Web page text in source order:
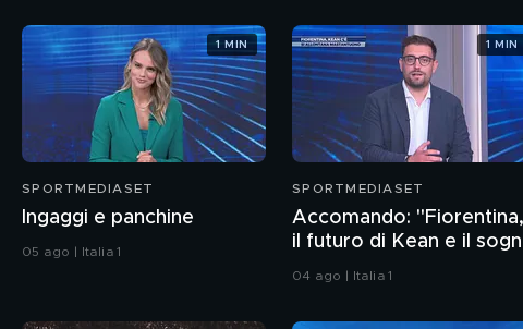
SPORTMEDIASET
Ingaggi e panchine
05 ago | Italia 1
1 MIN
SPORTMEDIASET
Accomando: "Fiorentina,
il futuro di Kean e il
Mastantuono. Ecco le
04 ago | Italia 1
1 MIN